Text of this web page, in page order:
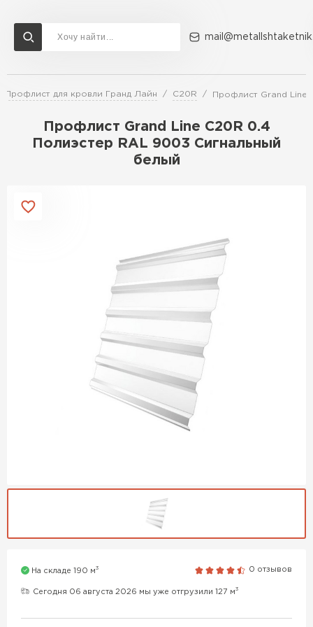
Профлист для кровли Гранд Лайн C20R Профлист Grand Line
Профлист Grand Line C20R 0.4
Полиэстер RAL 9003 Сигнальный
белый
На складе 190 м3 0 отзывов
Сегодня 06 августа 2026 мы уже отгрузили 127 м3
Доставка и оплата Акции О компании Контакты
Перейти в каталог